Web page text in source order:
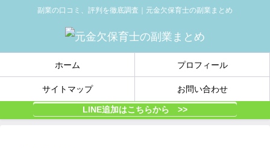
副業の口コミ、評判を徹底調査｜元金欠保育士の副業まとめ
ホーム プロフィール
サイトマップ お問い合わせ
LINE追加はこちらから >>